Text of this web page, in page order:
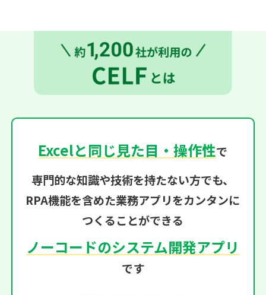
Excelと同じ見た目・操作性で
専門的な知識や技術を持たない方でも、
RPA機能を含めた業務アプリをカンタンに
つくることができる
ノーコードのシステム開発アプリ
です